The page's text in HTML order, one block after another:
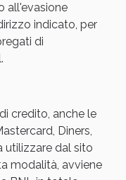
all'evasione
indicato, per
di
credito, anche le
Diners,
utilizzare dal sito
modalità, avviene
al 55% valido